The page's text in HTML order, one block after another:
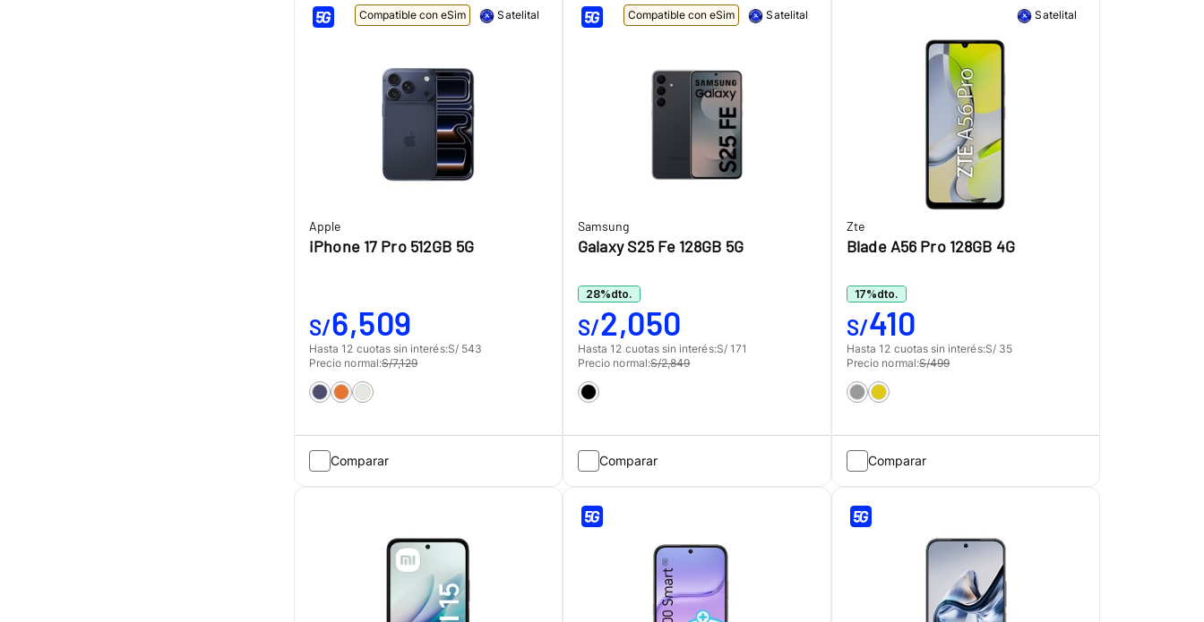
Compatible con eSim Satelital
Apple
iPhone 17 Pro 512GB 5G
S/6,509
Hasta 12 cuotas sin interés:S/ 543
Precio normal:S/7,129
Comparar
Compatible con eSim Satelital
Samsung
Galaxy S25 Fe 128GB 5G
28%dto.
S/2,050
Hasta 12 cuotas sin interés:S/ 171
Precio normal:S/2,849
Comparar
Satelital
Zte
Blade A56 Pro 128GB 4G
17%dto.
S/410
Hasta 12 cuotas sin interés:S/ 35
Precio normal:S/499
Comparar